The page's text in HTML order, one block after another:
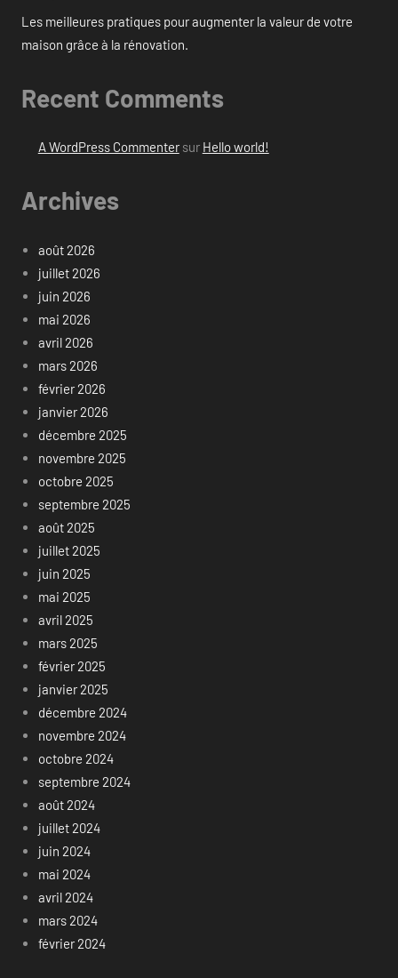
Les meilleures pratiques pour augmenter la valeur de votre
maison grâce à la rénovation.
Recent Comments
A WordPress Commentersur Hello world!
Archives
août 2026
juillet 2026
juin 2026
mai 2026
avril 2026
mars 2026
février 2026
janvier 2026
décembre 2025
novembre 2025
octobre 2025
septembre 2025
août 2025
juillet 2025
juin 2025
mai 2025
avril 2025
mars 2025
février 2025
janvier 2025
décembre 2024
novembre 2024
octobre 2024
septembre 2024
août 2024
juillet 2024
juin 2024
mai 2024
avril 2024
mars 2024
février 2024